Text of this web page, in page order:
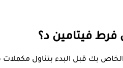
فرط فيتامين د؟
بك قبل البدء بتناول مكملات